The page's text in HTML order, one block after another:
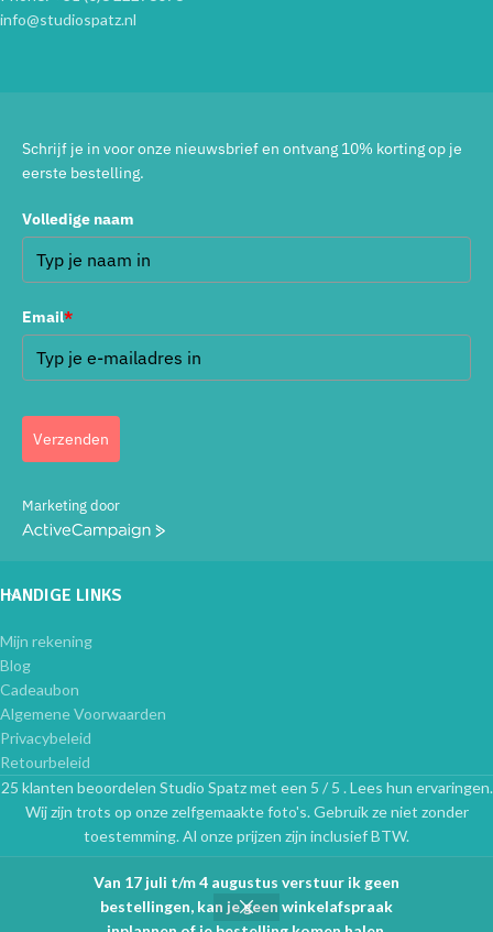
Van 17 juli t/m 4 augustus verstuur ik geen
bestellingen, kan je geen winkelafspraak
info@studiospatz.nl
Schrijf je in voor onze nieuwsbrief en ontvang 10% korting op je
eerste bestelling.
Volledige naam
Email*
Verzenden
Marketing door
ActiveCampaign
HANDIGE LINKS
Mijn rekening
Blog
Cadeaubon
Algemene Voorwaarden
Privacybeleid
Retourbeleid
25 klanten beoordelen Studio Spatz met een 5 / 5 . Lees hun ervaringen.
Wij zijn trots op onze zelfgemaakte foto's. Gebruik ze niet zonder
toestemming. Al onze prijzen zijn inclusief BTW.